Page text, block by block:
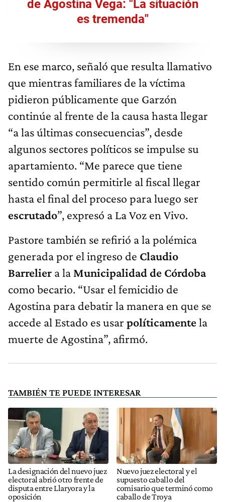
de Agostina Vega: "La situación
es tremenda"
En ese marco, señaló que resulta llamativo
que mientras familiares de la víctima
pidieron públicamente que Garzón
continúe al frente de la causa hasta llegar
“a las últimas consecuencias”, desde
algunos sectores políticos se impulse su
apartamiento. “Me parece que tiene
sentido común permitirle al fiscal llegar
hasta el final del proceso para luego ser
escrutado”, expresó a La Voz en Vivo.
Pastore también se refirió a la polémica
generada por el ingreso de Claudio
Barrelier a la Municipalidad de Córdoba
como becario. “Usar el femicidio de
Agostina para debatir la manera en que se
accede al Estado es usar políticamentela
muerte de Agostina”, afirmó.
TAMBIÉN TE PUEDE INTERESAR
La designación del nuevo juez
electoral abrió otro frente de
disputa entre Llaryora y la
oposición
Nuevo juez electoral y el
supuesto caballo del
comisario que terminó como
caballo de Troya